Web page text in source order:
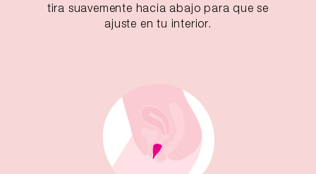
tira suavemente hacia abajo para que se
ajuste en tu interior.